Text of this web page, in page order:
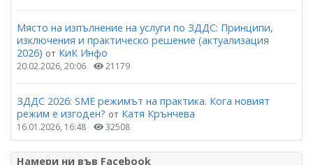
Място на изпълнение на услуги по ЗДДС: Принципи,
изключения и практическо решение (актуализация
2026) от КиК Инфо
20.02.2026, 20:06 21179
ЗДДС 2026: SME режимът на практика. Кога новият
режим е изгоден? от Катя Крънчева
16.01.2026, 16:48 32508
Намери ни във Facebook